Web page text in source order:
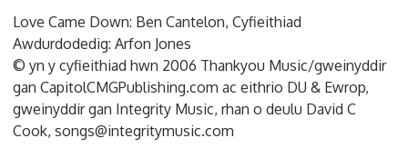
Love Came Down: Ben Cantelon, Cyfieithiad
Awdurdodedig: Arfon Jones
© yn y cyfieithiad hwn 2006 Thankyou Music/gweinyddir
gan CapitolCMGPublishing.com ac eithrio DU & Ewrop,
gweinyddir gan Integrity Music, rhan o deulu David C
Cook, songs@integritymusic.com